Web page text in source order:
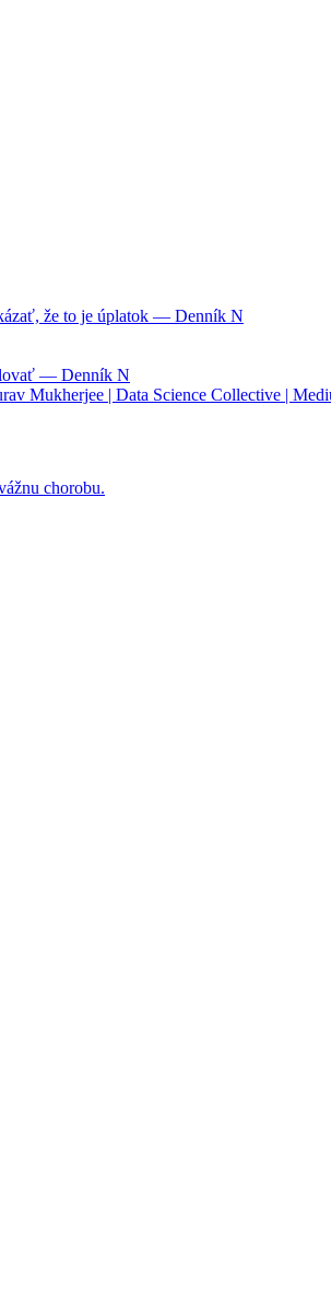
že to je úplatok — Denník N
— Denník N
Mukherjee | Data Science Collective |
chorobu.